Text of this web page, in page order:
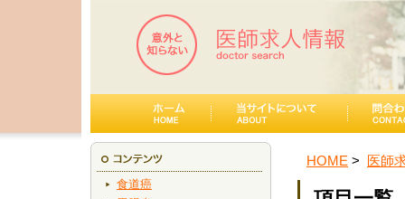
食道癌
HOME 医師